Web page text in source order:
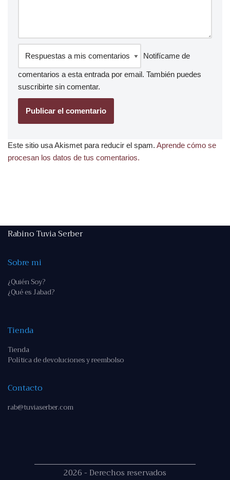
Notifícame de
comentarios a esta entrada por email. También puedes
suscribirte sin comentar.
Este sitio usa Akismet para reducir el spam. Aprende cómo se
procesan los datos de tus comentarios.
Rabino Tuvia Serber
Sobre mi
¿Quién Soy?
¿Qué es Jabad?
Tienda
Tienda
Política de devoluciones y reembolso
Contacto
rab@tuviaserber.com
2026 - Derechos reservados